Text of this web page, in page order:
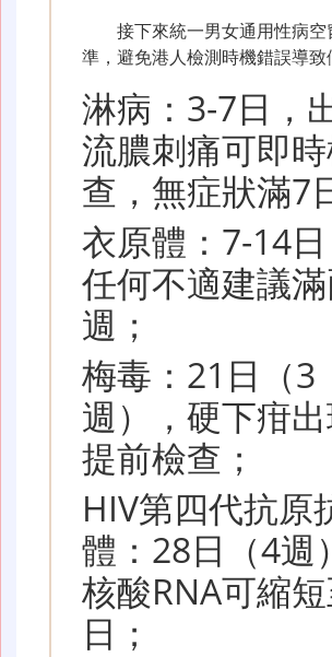
接下來統一男女通用性病空
準，避免港人檢測時機錯誤導致
淋病：3-7日，
流膿刺痛可即
查，無症狀滿7
衣原體：7-14
任何不適建議
週；
梅毒：21日（3
週），硬下疳
提前檢查；
HIV第四代抗原
體：28日（4週
核酸RNA可縮
日；